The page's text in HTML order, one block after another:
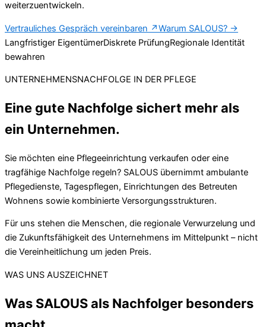
weiterzuentwickeln.
Vertrauliches Gespräch vereinbaren ↗Warum SALOUS? →
Langfristiger EigentümerDiskrete PrüfungRegionale Identität
bewahren
UNTERNEHMENSNACHFOLGE IN DER PFLEGE
Eine gute Nachfolge sichert mehr als
ein Unternehmen.
Sie möchten eine Pflegeeinrichtung verkaufen oder eine
tragfähige Nachfolge regeln? SALOUS übernimmt ambulante
Pflegedienste, Tagespflegen, Einrichtungen des Betreuten
Wohnens sowie kombinierte Versorgungsstrukturen.
Für uns stehen die Menschen, die regionale Verwurzelung und
die Zukunftsfähigkeit des Unternehmens im Mittelpunkt – nicht
die Vereinheitlichung um jeden Preis.
WAS UNS AUSZEICHNET
Was SALOUS als Nachfolger besonders